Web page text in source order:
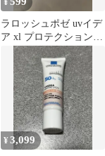
¥
ラロッシュポゼ uvイデ
ア xl プロテクショント
ーンアップ ローズ+
3ml
¥3,099